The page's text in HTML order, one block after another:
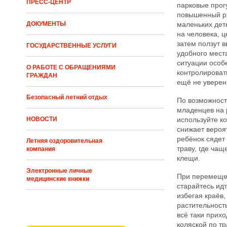
ПРЕСС-ЦЕНТР
ДОКУМЕНТЫ
ГОСУДАРСТВЕННЫЕ УСЛУГИ
О РАБОТЕ С ОБРАЩЕНИЯМИ
ГРАЖДАН
Безопасный летний отдых
НОВОСТИ
Летняя оздоровительная
компания
Электронные личные
медицинские книжки
парковые
повышенный
маленьких
на человека,
затем ползут
удобного
ситуации
ещё не
По
младенцев на
используйте
снижает
ребёнок
траву, где
клещи.
При
старайтесь
избегая
всё таки
коляской по